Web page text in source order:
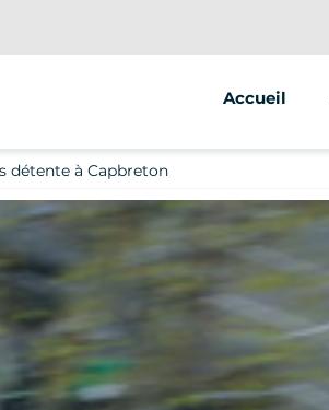
Accueil
détente à Capbreton